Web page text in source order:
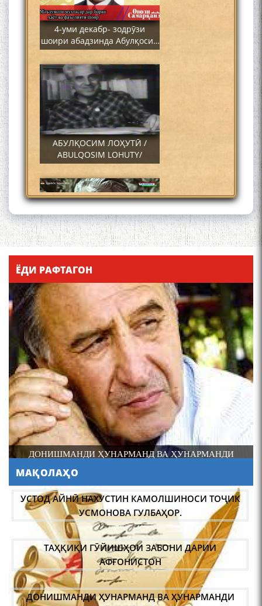
4-уми декабр- зодрӯзи
шоири абадзинда Абулқосим
Лоҳутӣ
АБУЛҚОСИМ ЛОҲУТӢ /
ABULQOSIM LOHUTY/
Что знают в Ташкенте о
Мирзо Турсунзаде, чьим
метро?
Осорхонаи Мирзо
Турсунзода Каратог
110 солагии шоири халқии
Тоҷикистон Мирзо
Турсунзода / Mirzo
Tursunzoda
ЧЕХРАХОИ АСЛИИ МИРЗО
ЁДИ РАФТАГОН
ДОНИШМАНДИ ҲУНАРМАНД ВА ҲУНАРМАНДИ
МАҚОЛАҲО
УСТОД АЙНӢ НАХУСТИН КАМОЛШИНОСИ ТОҶИК
УСМОНОВА ГУЛБАҲОР.
ТАҲҚИҚИ ГӮЙИШҲОИ ЗАБОНИ ДАРИИ
АФҒОНИСТОН
ДОНИШМАНДИ ҲУНАРМАНД ВА ҲУНАРМАНДИ